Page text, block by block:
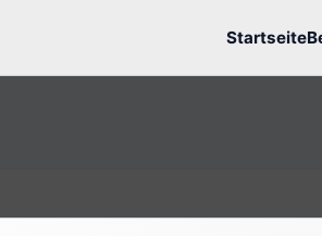
Startseite